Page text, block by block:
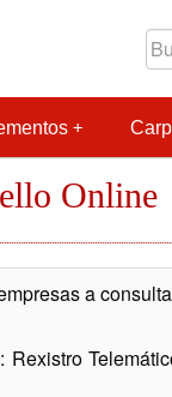
Online
a